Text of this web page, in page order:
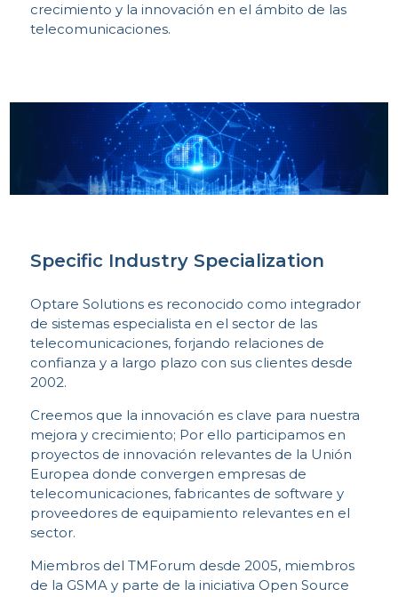
crecimiento y la innovación en el ámbito de las
telecomunicaciones.
Specific Industry Specialization
Optare Solutions es reconocido como integrador
de sistemas especialista en el sector de las
telecomunicaciones, forjando relaciones de
confianza y a largo plazo con sus clientes desde
2002.
Creemos que la innovación es clave para nuestra
mejora y crecimiento; Por ello participamos en
proyectos de innovación relevantes de la Unión
Europea donde convergen empresas de
telecomunicaciones, fabricantes de software y
proveedores de equipamiento relevantes en el
sector.
Miembros del TMForum desde 2005, miembros
de la GSMA y parte de la iniciativa Open Source